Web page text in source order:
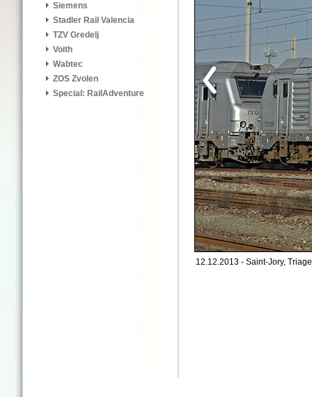
Siemens
Stadler Rail Valencia
TZV Gredelj
Voith
Wabtec
ZOS Zvolen
Special: RailAdventure
12.12.2013 - Saint-Jory,